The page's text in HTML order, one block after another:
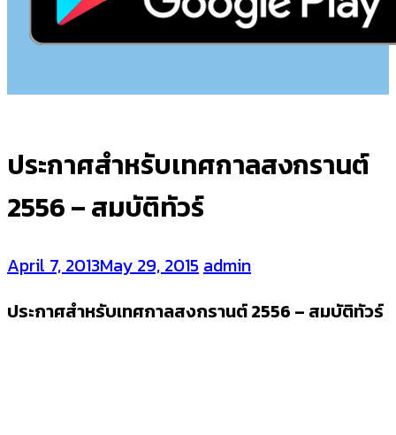
ประกาศสำหรับเทศกาลสงกรานต์
2556 – สมบัติทัวร์
April 7, 2013May 29, 2015admin
ประกาศสำหรับเทศกาลสงกรานต์ 2556 – สมบัติทัวร์